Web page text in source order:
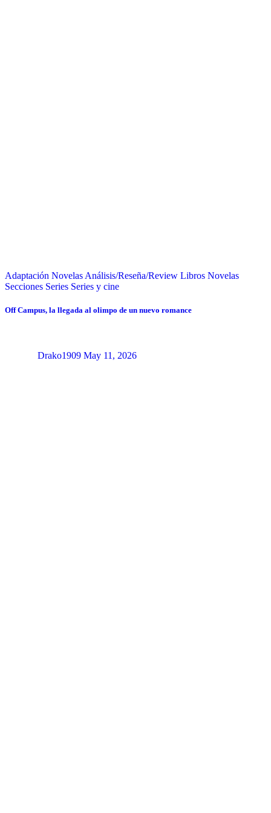
Adaptación Novelas Análisis/Reseña/Review Libros Novelas
Secciones Series Series y cine
Off Campus, la llegada al olimpo de un nuevo romance
Drako1909 May 11, 2026